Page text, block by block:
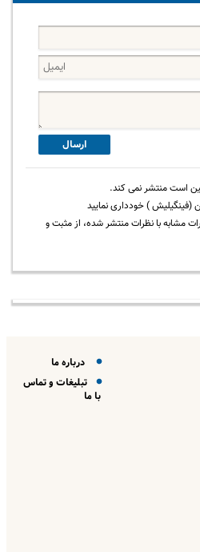
ارسال
است منتشر نمی کند.
(فینگیلیش ) خودداری نمایید
مشابه با نظرات منتشر شده، از مثبت و
درباره ما
تبلیغات و تماس
با ما